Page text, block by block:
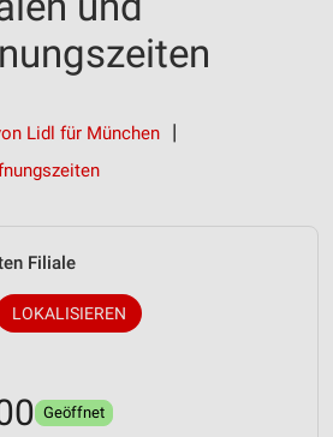
Lidl für München
Filiale
LOKALISIEREN
Geöffnet